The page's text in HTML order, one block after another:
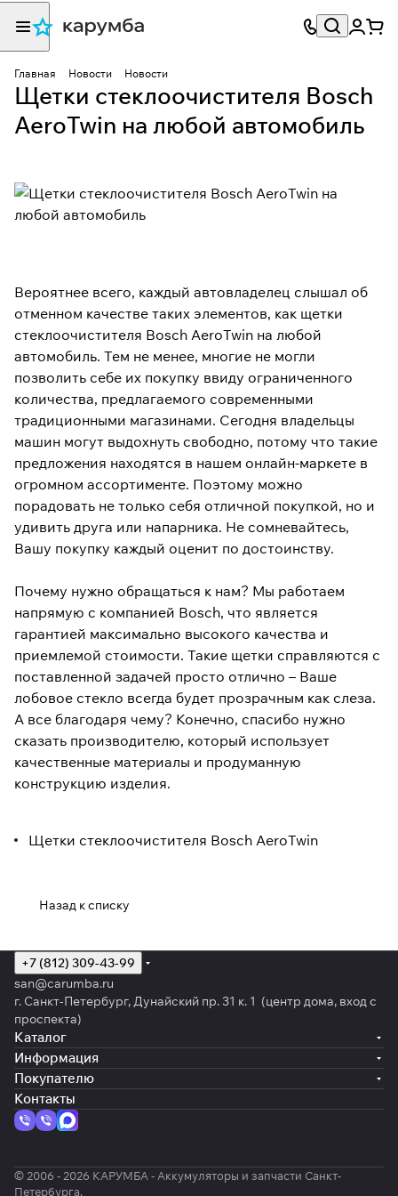
Главная Новости Новости
Щетки стеклоочистителя Bosch
AeroTwin на любой автомобиль
Вероятнее всего, каждый автовладелец слышал об
отменном качестве таких элементов, как щетки
стеклоочистителя Bosch AeroTwin на любой
автомобиль. Тем не менее, многие не могли
позволить себе их покупку ввиду ограниченного
количества, предлагаемого современными
традиционными магазинами. Сегодня владельцы
машин могут выдохнуть свободно, потому что такие
предложения находятся в нашем онлайн-маркете в
огромном ассортименте. Поэтому можно
порадовать не только себя отличной покупкой, но и
удивить друга или напарника. Не сомневайтесь,
Вашу покупку каждый оценит по достоинству.
Почему нужно обращаться к нам? Мы работаем
напрямую с компанией Bosch, что является
гарантией максимально высокого качества и
приемлемой стоимости. Такие щетки справляются с
поставленной задачей просто отлично – Ваше
лобовое стекло всегда будет прозрачным как слеза.
А все благодаря чему? Конечно, спасибо нужно
сказать производителю, который использует
качественные материалы и продуманную
конструкцию изделия.
Щетки стеклоочистителя Bosch AeroTwin
Назад к списку
+7 (812) 309-43-99
san@carumba.ru
г. Санкт-Петербург, Дунайский пр. 31 к. 1 (центр дома, вход с
проспекта)
Каталог
Информация
Покупателю
Контакты
© 2006 - 2026 КАРУМБА - Аккумуляторы и запчасти Санкт-
Петербурга.